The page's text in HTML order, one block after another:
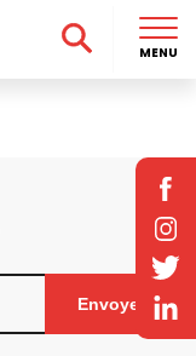
Envoyer
MENU